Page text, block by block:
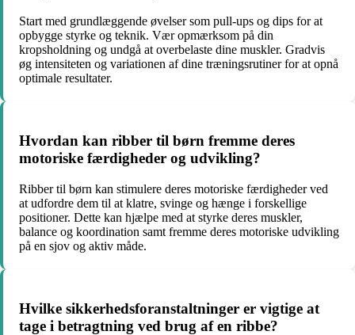
Start med grundlæggende øvelser som pull-ups og dips for at
opbygge styrke og teknik. Vær opmærksom på din
kropsholdning og undgå at overbelaste dine muskler. Gradvis
øg intensiteten og variationen af dine træningsrutiner for at opnå
optimale resultater.
Hvordan kan ribber til børn fremme deres
motoriske færdigheder og udvikling?
Ribber til børn kan stimulere deres motoriske færdigheder ved
at udfordre dem til at klatre, svinge og hænge i forskellige
positioner. Dette kan hjælpe med at styrke deres muskler,
balance og koordination samt fremme deres motoriske udvikling
på en sjov og aktiv måde.
Hvilke sikkerhedsforanstaltninger er vigtige at
tage i betragtning ved brug af en ribbe?